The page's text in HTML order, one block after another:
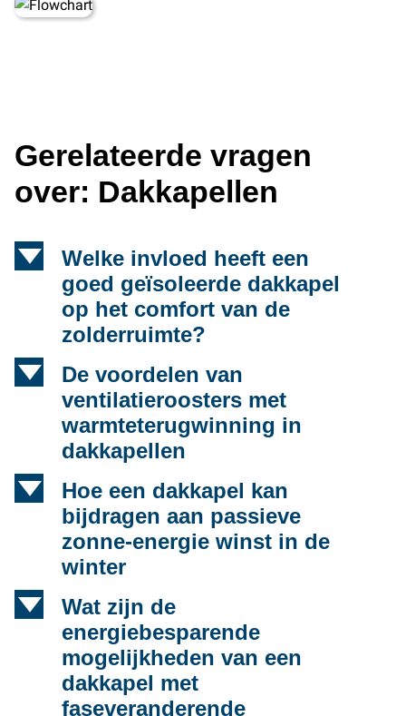
Gerelateerde vragen
over: Dakkapellen
d
Welke invloed heeft een
goed geïsoleerde dakkapel
op het comfort van de
zolderruimte?
d
De voordelen van
ventilatieroosters met
warmteterugwinning in
dakkapellen
d
Hoe een dakkapel kan
bijdragen aan passieve
zonne-energie winst in de
winter
d
Wat zijn de
energiebesparende
mogelijkheden van een
dakkapel met
faseveranderende